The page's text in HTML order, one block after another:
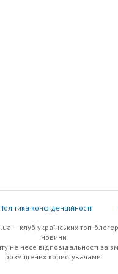
Політика конфіденційності
— клуб українських топ-
новини
не несе відповідальності за
розміщених користувачами.